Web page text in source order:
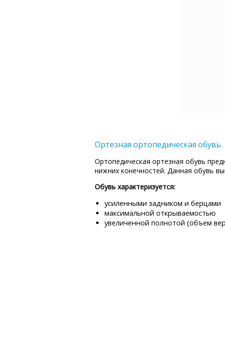
Ортезная ортопедическая обувь
Ортопедическая ортезная обувь
нижних конечностей. Данная обувь
Обувь характеризуется:
усиленными задником и берцами
максимальной открываемостью
увеличенной полнотой (объем